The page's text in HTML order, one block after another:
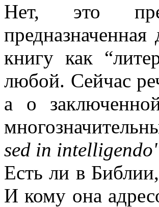
Нет, это
книгу как
любой. Сейчас
а о
sed in
Есть ли в
И кому она